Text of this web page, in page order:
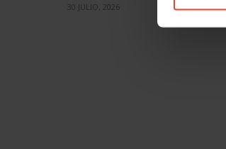
30 JULIO, 2026